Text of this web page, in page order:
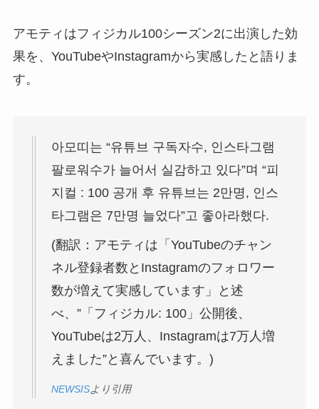
アモティはフィジカル100シーズン2に出演した効
果を、YouTubeやInstagramから実感したと語りま
す。
아모띠는 “유튜브 구독자수, 인스타그램
팔로워수가 늘어서 실감하고 있다”며 “피
지컬 : 100 공개 후 유튜브는 2만명, 인스
타그램은 7만명 늘었다”고 좋아라했다.
(翻訳：アモティは「YouTubeのチャン
ネル登録者数とInstagramのフォロワー
数が増えて実感しています」と述
べ、”「フィジカル: 100」公開後、
YouTubeは2万人、Instagramは7万人増
えました”と喜んでいます。)
NEWSISより引用